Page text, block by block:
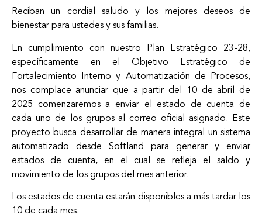
Reciban un cordial saludo y los mejores deseos de
bienestar para ustedes y sus familias.
En cumplimiento con nuestro Plan Estratégico 23-28,
específicamente en el Objetivo Estratégico de
Fortalecimiento Interno y Automatización de Procesos,
nos complace anunciar que a partir del 10 de abril de
2025 comenzaremos a enviar el estado de cuenta de
cada uno de los grupos al correo oficial asignado. Este
proyecto busca desarrollar de manera integral un sistema
automatizado desde Softland para generar y enviar
estados de cuenta, en el cual se refleja el saldo y
movimiento de los grupos del mes anterior.
Los estados de cuenta estarán disponibles a más tardar los
10 de cada mes.